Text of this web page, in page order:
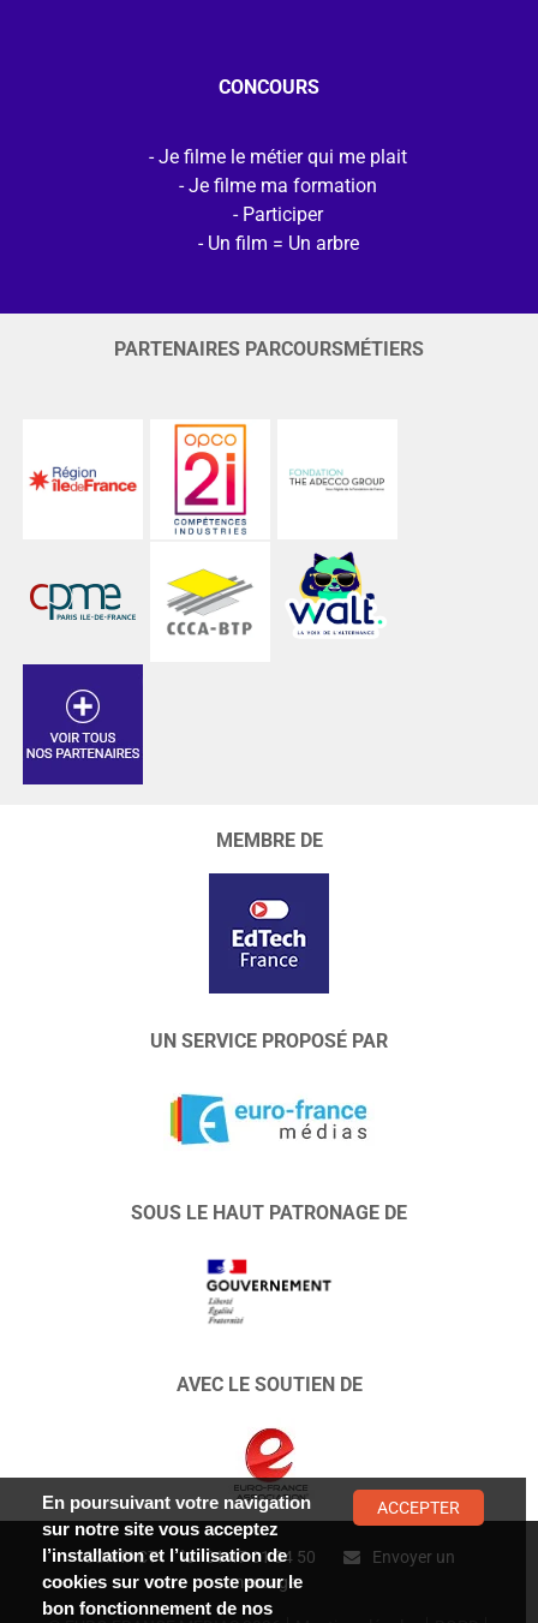
CONCOURS
Je filme le métier qui me plait
Je filme ma formation
Participer
Un film = Un arbre
PARTENAIRES PARCOURSMÉTIERS
MEMBRE DE
UN SERVICE PROPOSÉ PAR
SOUS LE HAUT PATRONAGE DE
AVEC LE SOUTIEN DE
CONTACT : 01 47 01 34 50
Envoyer un
message
En poursuivant votre navigation
sur notre site vous acceptez
l’installation et l’utilisation de
cookies sur votre poste pour le
bon fonctionnement de nos
ACCEPTER